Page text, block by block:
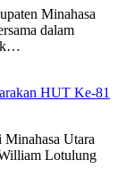
Minahasa
dalam
HUT Ke-81
Utara
Lotulung